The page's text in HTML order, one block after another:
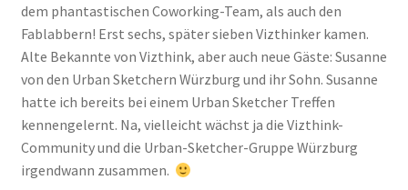
dem phantastischen Coworking-Team, als auch den
Fablabbern! Erst sechs, später sieben Vizthinker kamen.
Alte Bekannte von Vizthink, aber auch neue Gäste: Susanne
von den Urban Sketchern Würzburg und ihr Sohn. Susanne
hatte ich bereits bei einem Urban Sketcher Treffen
kennengelernt. Na, vielleicht wächst ja die Vizthink-
Community und die Urban-Sketcher-Gruppe Würzburg
irgendwann zusammen.